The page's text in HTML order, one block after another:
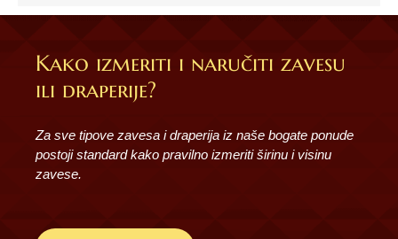
Kako izmeriti i naručiti zavesu
ili draperije?
Za sve tipove zavesa i draperija iz naše bogate ponude
postoji standard kako pravilno izmeriti širinu i visinu
zavese.